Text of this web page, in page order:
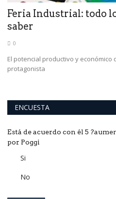
Feria Industrial: todo
saber
0
El potencial productivo y económico
protagonista
ENCUESTA
Está de acuerdo con él 5
por Poggi
Si
No